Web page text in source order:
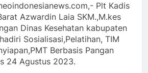
Plt Kadis
Azwardin Laia SKM.,M.kes
Dinas Kesehatan kabupaten
Sosialisasi,Pelatihan, TIM
Berbasis Pangan
24 Agustus 2023.